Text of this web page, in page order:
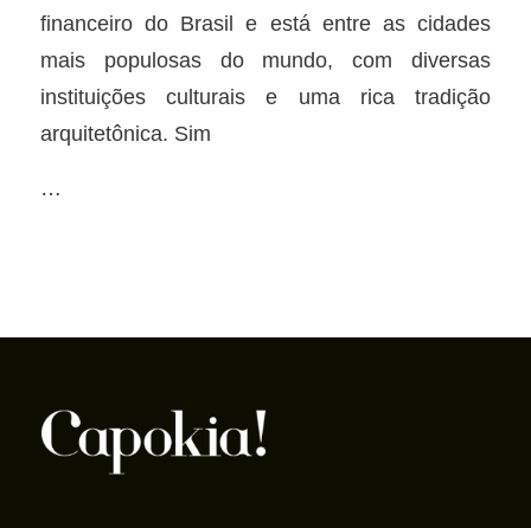
financeiro do Brasil e está entre as cidades
mais populosas do mundo, com diversas
instituições culturais e uma rica tradição
arquitetônica. Sim
…